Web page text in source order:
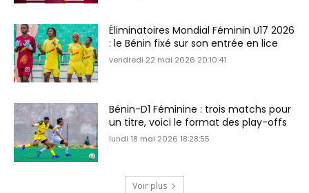
Éliminatoires Mondial Féminin U17 2026
: le Bénin fixé sur son entrée en lice
vendredi 22 mai 2026 20:10:41
Bénin-D1 Féminine : trois matchs pour
un titre, voici le format des play-offs
lundi 18 mai 2026 18:28:55
Voir plus